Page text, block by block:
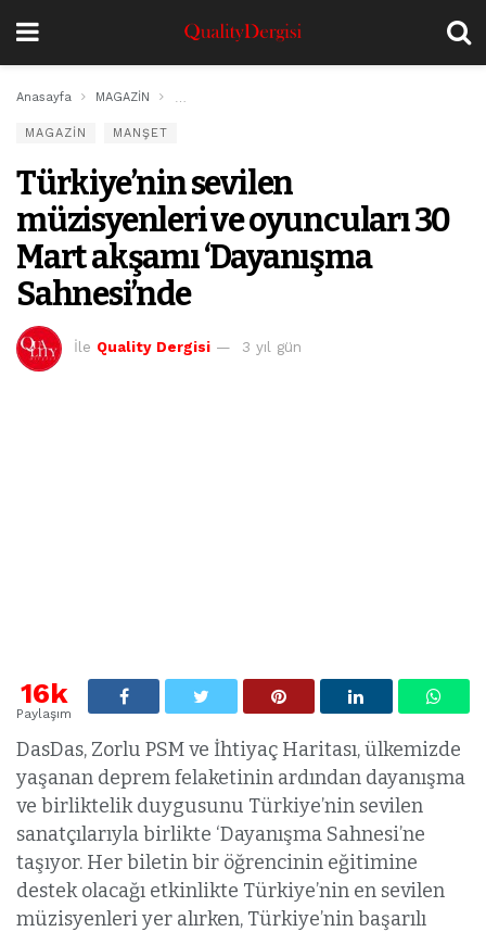
Anasayfa MAGAZİN
MAGAZİN MANŞET
Türkiye’nin sevilen
müzisyenleri ve oyuncuları 30
Mart akşamı ‘Dayanışma
Sahnesi’nde
İle Quality Dergisi 3 yıl gün
16k
Paylaşım
DasDas, Zorlu PSM ve İhtiyaç Haritası, ülkemizde
yaşanan deprem felaketinin ardından dayanışma
ve birliktelik duygusunu Türkiye’nin sevilen
sanatçılarıyla birlikte ‘Dayanışma Sahnesi’ne
taşıyor. Her biletin bir öğrencinin eğitimine
destek olacağı etkinlikte Türkiye’nin en sevilen
müzisyenleri yer alırken, Türkiye’nin başarılı